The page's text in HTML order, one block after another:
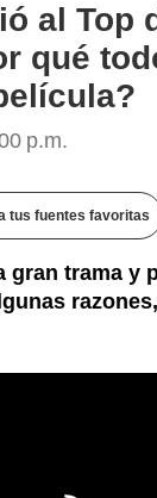
al Top
qué
p.m.
tus fuentes favoritas
gran trama y